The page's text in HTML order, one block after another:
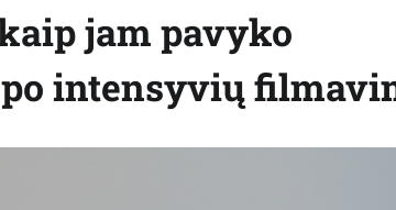
jam pavyko
intensyvių